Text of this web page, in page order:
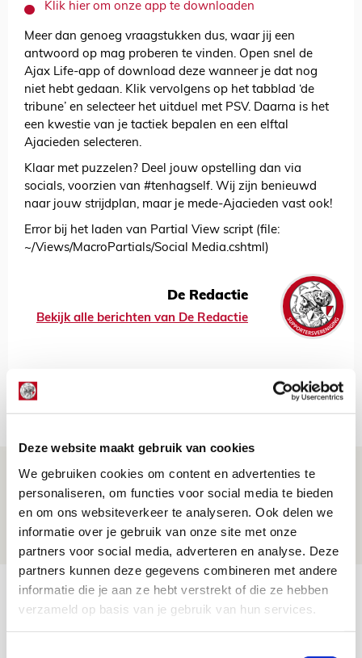
Deze website maakt gebruik van cookies
We gebruiken cookies om content en advertenties te
personaliseren, om functies voor social media te bieden
en om ons websiteverkeer te analyseren. Ook delen we
informatie over je gebruik van onze site met onze
partners voor social media, adverteren en analyse. Deze
partners kunnen deze gegevens combineren met andere
informatie die je aan ze hebt verstrekt of die ze hebben
verzameld op basis van je gebruik van hun services.
Klik hier om onze app te downloaden
Meer dan genoeg vraagstukken dus, waar jij een
antwoord op mag proberen te vinden. Open snel de
Ajax Life-app of download deze wanneer je dat nog
niet hebt gedaan. Klik vervolgens op het tabblad ‘de
tribune’ en selecteer het uitduel met PSV. Daarna is het
een kwestie van je tactiek bepalen en een elftal
Ajacieden selecteren.
Klaar met puzzelen? Deel jouw opstelling dan via
socials, voorzien van #tenhagself. Wij zijn benieuwd
naar jouw strijdplan, maar je mede-Ajacieden vast ook!
Error bij het laden van Partial View script (file:
~/Views/MacroPartials/Social Media.cshtml)
De Redactie
Bekijk alle berichten van De Redactie
Drie dingen die je moet weten over PEC
Zwolle - Ajax
Míchels elf: met welke formatie begin
jij aan nieuw eredivisieseizoen?